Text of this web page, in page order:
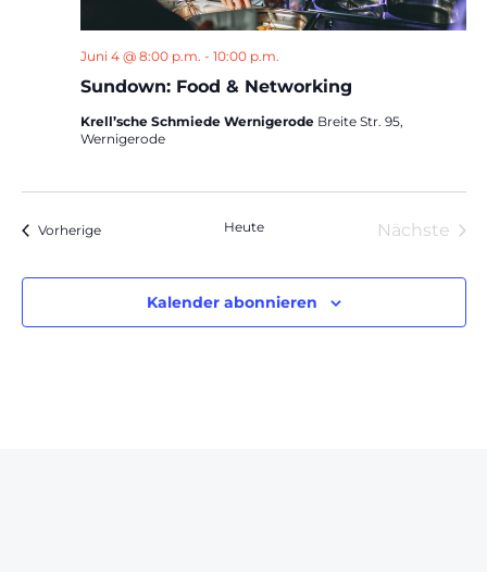
Sundown: Food & Networking
Juni 4 @ 8:00 p.m. - 10:00 p.m.
Krell’sche Schmiede Wernigerode Breite Str. 95,
Wernigerode
VorherigeVeranstaltungen Heute
Nächste
Kalender abonnieren